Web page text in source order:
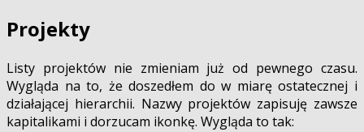
Projekty
Listy projektów nie zmieniam już od pewnego czasu.
Wygląda na to, że doszedłem do w miarę ostatecznej i
działającej hierarchii. Nazwy projektów zapisuję zawsze
kapitalikami i dorzucam ikonkę. Wygląda to tak: